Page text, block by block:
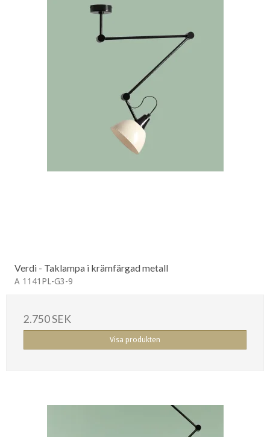
Verdi - Taklampa i krämfärgad metall
A 1141PL-G3-9
2.750 SEK
Visa produkten